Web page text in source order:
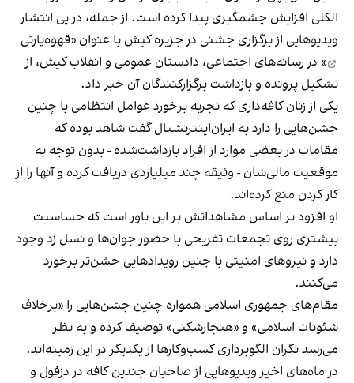
الکلی افزایش چشمگیری پیدا کرده است. از جمله، در پی انتشار
ویدیوهایی از برگزاری جشنی در جزیره کیش با عنوان «قهوه‌پارتی
» در رسانه‌های اجتماعی، دادستان عمومی و انقلاب کیش، از
تشکیل پرونده و بازداشت برگزارکنندگان آن خبر داد.
یکی از زنان کافه‌داری که تجربه برخورد عوامل انتظامی با چنین
جشن‌هایی را دارد به ایران‌اینترنشنال گفت شاهد بوده که
مقامات در بعضی موارد از افراد بازداشت‌‌شده - بدون توجه به
موقعیت مالی‌شان - وثیقه چند میلیاردی دریافت کرده و آنها را از
کار کردن منع کرده‌اند.
او افزود بر اساس مشاهداتش بر این باور است که حساسیت
بیشتری روی تجمعات تفریحی با حضور جوان‌ها و نسل زد وجود
دارد و نیروهای امنیتی با چنین رویدادهایی خشن‌تر برخورد
می‌کنند.
مقام‌های جمهوری اسلامی همواره چنین جشن‌هایی را «برخلاف
شئونات اسلامی» و «هنجارشکنی» توصیف کرده و به نظر
می‌رسد نگران الگوبرداری کسب‌وکارها از یکدیگر در این زمینه‌اند.
در ماه‌های اخیر ویدیوهایی از صاحبان چندین کافه در دزفول و